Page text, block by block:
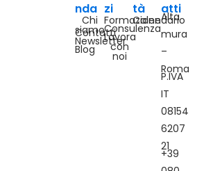
nda
Chi
siamo
Contatti
Newsletter
Blog
zi
Formazione
Consulenza
Lavora
con
noi
tà
Calendario
atti
Alta
mura
–
Roma
P.IVA
IT
08154
6207
21
+39